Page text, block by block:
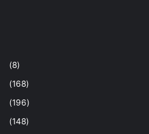
(8)
(168)
(196)
(148)